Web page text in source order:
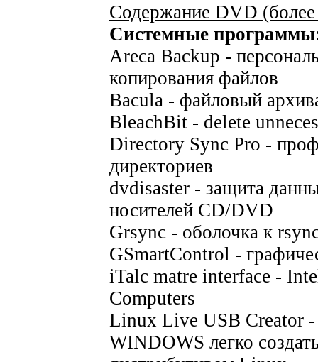
Содержание DVD
Системные
Areca Backup -
копирования файлов
Bacula - файловый
BleachBit - delete
Directory Sync Pro -
директориев
dvdisaster - защита
носителей CD/DVD
Grsync - оболочка к
GSmartControl -
iTalc matre interface -
Computers
Linux Live USB Creator -
WINDOWS легко